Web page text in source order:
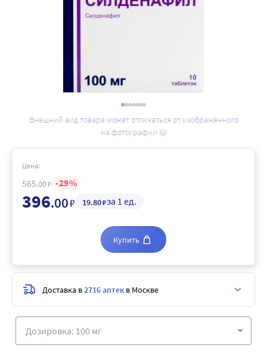
Внешний вид товара может отличаться от изображённого
на фотографии
Цена:
565.00₽ 29
396.00₽ 19.80₽за 1 ед.
Купить
Доставка в2716 аптек в Москве